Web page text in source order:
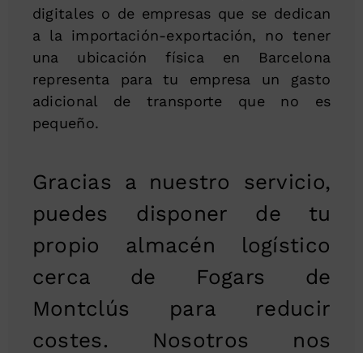
digitales o de empresas que se dedican
a la importación-exportación, no tener
una ubicación física en Barcelona
representa para tu empresa un gasto
adicional de transporte que no es
pequeño.
Gracias a nuestro servicio,
puedes disponer de tu
propio almacén logístico
cerca de Fogars de
Montclús para reducir
costes. Nosotros nos